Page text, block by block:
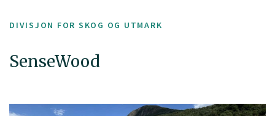
DIVISJON FOR SKOG OG UTMARK
SenseWood